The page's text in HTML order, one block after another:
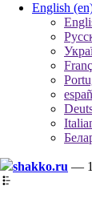
English
shakko.ru —